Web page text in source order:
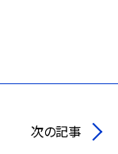
次の記事